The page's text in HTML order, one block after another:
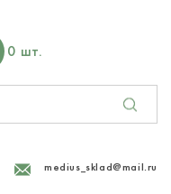
0 шт.
medius_sklad@mail.ru